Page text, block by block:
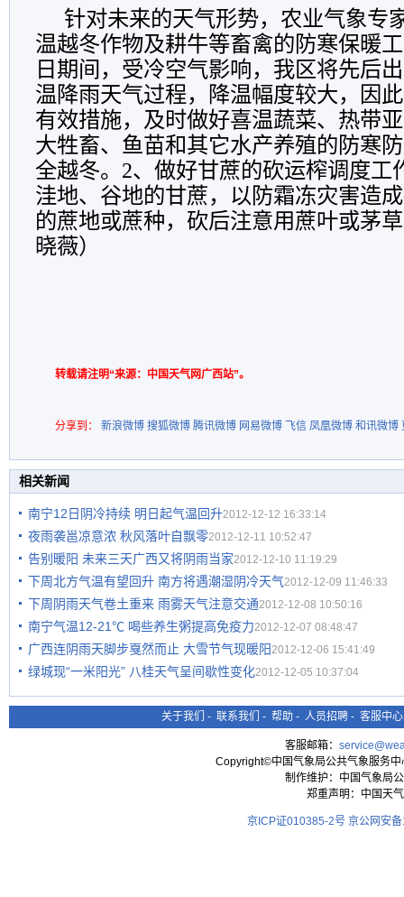
针对未来的天气形势，农业气象专
温越冬作物及耕牛等畜禽的防寒保暖
日期间，受冷空气影响，我区将先后
温降雨天气过程，降温幅度较大，因
有效措施，及时做好喜温蔬菜、热带
大牲畜、鱼苗和其它水产养殖的防寒
全越冬。2、做好甘蔗的砍运榨调度工
洼地、谷地的甘蔗，以防霜冻灾害造
的蔗地或蔗种，砍后注意用蔗叶或茅
晓薇）
转载请注明“来源：中国天气网广西站”。
分享到： 新浪微博 搜狐微博 腾讯微博 网易微博 飞信 凤凰微博 和讯微博
相关新闻
南宁12日阴冷持续 明日起气温回升2012-12-12 16:33:14
夜雨袭邕凉意浓 秋风落叶自飘零2012-12-11 10:52:47
告别暖阳 未来三天广西又将阴雨当家2012-12-10 11:19:29
下周北方气温有望回升 南方将遇潮湿阴冷天气2012-12-09 11:46:33
下周阴雨天气卷土重来 雨雾天气注意交通2012-12-08 10:50:16
南宁气温12-21℃ 喝些养生粥提高免疫力2012-12-07 08:48:47
广西连阴雨天脚步戛然而止 大雪节气现暖阳2012-12-06 15:41:49
绿城现“一米阳光” 八桂天气呈间歇性变化2012-12-05 10:37:04
关于我们 - 联系我们 - 帮助 - 人员招聘 - 客服中心
客服邮箱：
Copyright©中国气象局公共气象服务
制作维护：中国气象局
郑重声明：中国天
京ICP证010385-2号 京公网安